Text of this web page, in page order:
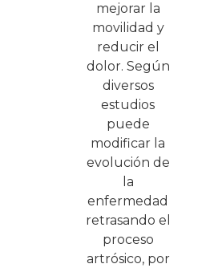
mejorar la
movilidad y
reducir el
dolor. Según
diversos
estudios
puede
modificar la
evolución de
la
enfermedad
retrasando el
proceso
artrósico, por